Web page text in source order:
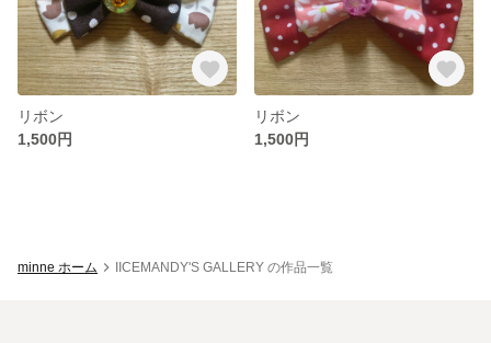
リボン
1,500円
リボン
1,500円
minne ホーム IICEMANDY'S GALLERY の作品一覧